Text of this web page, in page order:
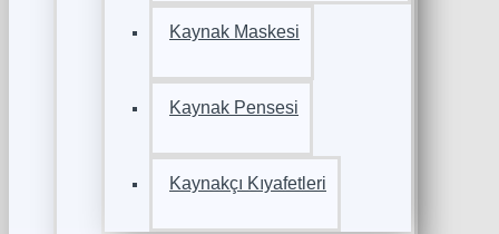
Kaynak Maskesi
Kaynak Pensesi
Kaynakçı Kıyafetleri